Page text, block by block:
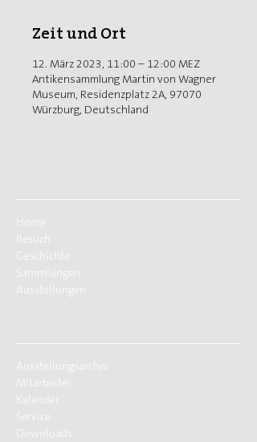
Zeit und Ort
12. März 2023, 11:00 – 12:00 MEZ
Antikensammlung Martin von Wagner
Museum, Residenzplatz 2A, 97070
Würzburg, Deutschland
Home
Besuch
Geschichte
Sammlungen
Ausstellungen
Ausstellungsarchiv
Mitarbeiter
Kalender
Service
Downloads